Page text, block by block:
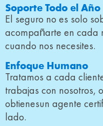
Soporte Todo el Año
El seguro no es solo
acompañarte en cada
cuando nos necesites.
Enfoque Humano
Tratamos a cada
trabajas con nosotros,
obtienesun agente
lado.